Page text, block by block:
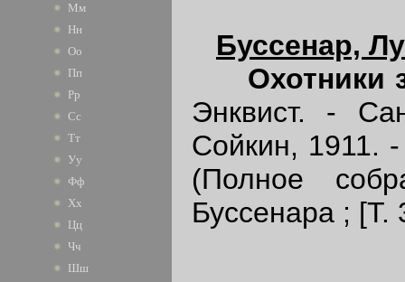
Мм
Нн
Оо
Пп
Рр
Сс
Тт
Уу
Фф
Хх
Цц
Чч
Шш
Буссенар,
Охотники
Энквист. -
Сойкин, 1911.
(Полное
Буссенара ; [Т.